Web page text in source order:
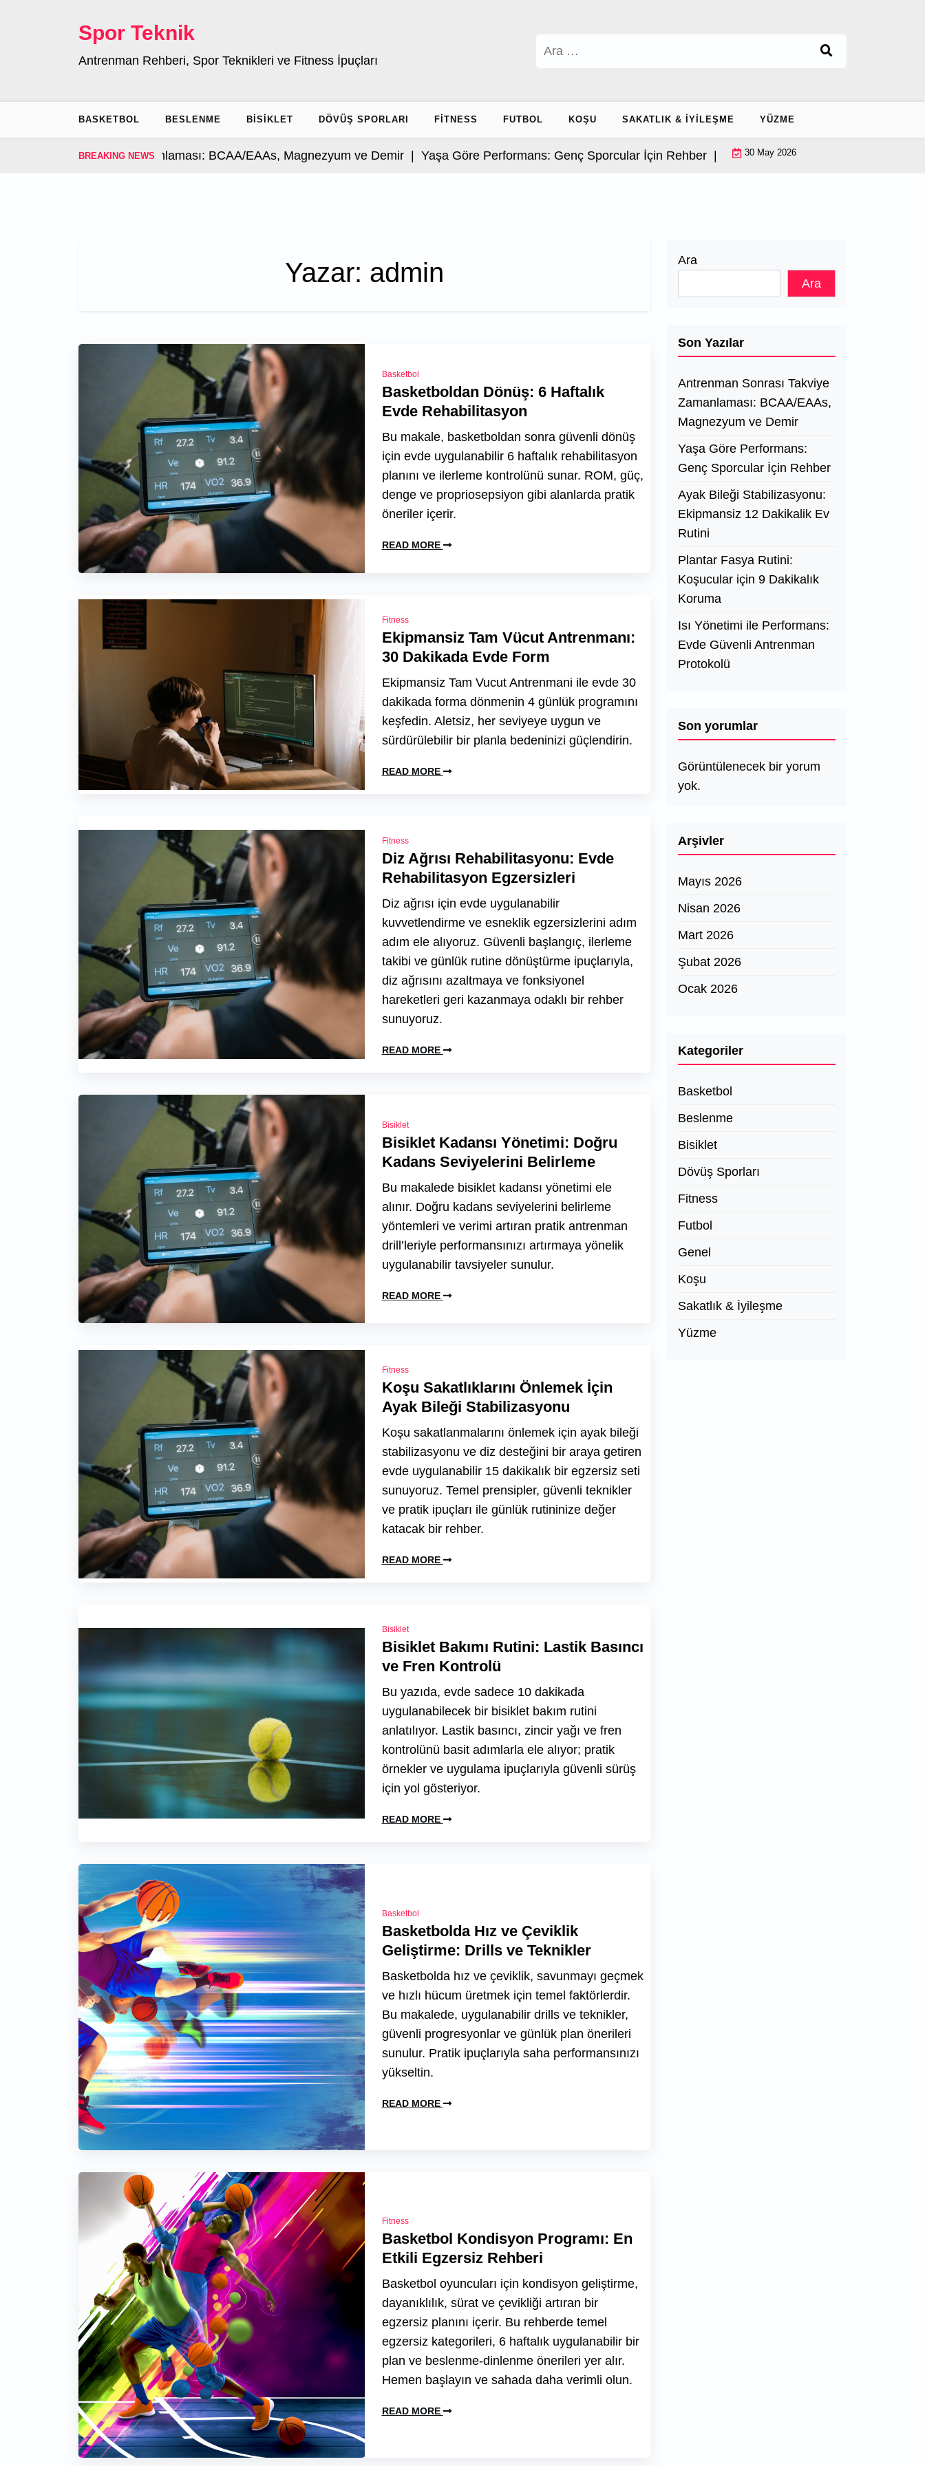
Spor Teknik
Antrenman Rehberi, Spor Teknikleri ve Fitness İpuçları
BASKETBOL BESLENME BISIKLET DÖVÜŞ SPORLARI FITNESS FUTBOL KOŞU SAKATLIK & İYILEŞME YÜZME
BREAKING NEWS
Takviye Zamanlaması: BCAA/EAAs, Magnezyum ve Demir |Yaşa Göre Performans: Genç Sporcular İçin Rehber | Ayak Bileği Stabilizasyonu: Ekipmansiz 12
30 May 2026
Yazar: admin
Basketbol
Basketboldan Dönüş: 6 Haftalık
Evde Rehabilitasyon
Bu makale, basketboldan sonra güvenli dönüş
için evde uygulanabilir 6 haftalık rehabilitasyon
planını ve ilerleme kontrolünü sunar. ROM, güç,
denge ve propriosepsiyon gibi alanlarda pratik
öneriler içerir.
READ MORE
Fitness
Ekipmansiz Tam Vücut Antrenmanı:
30 Dakikada Evde Form
Ekipmansiz Tam Vucut Antrenmani ile evde 30
dakikada forma dönmenin 4 günlük programını
keşfedin. Aletsiz, her seviyeye uygun ve
sürdürülebilir bir planla bedeninizi güçlendirin.
READ MORE
Fitness
Diz Ağrısı Rehabilitasyonu: Evde
Rehabilitasyon Egzersizleri
Diz ağrısı için evde uygulanabilir
kuvvetlendirme ve esneklik egzersizlerini adım
adım ele alıyoruz. Güvenli başlangıç, ilerleme
takibi ve günlük rutine dönüştürme ipuçlarıyla,
diz ağrısını azaltmaya ve fonksiyonel
hareketleri geri kazanmaya odaklı bir rehber
sunuyoruz.
READ MORE
Bisiklet
Bisiklet Kadansı Yönetimi: Doğru
Kadans Seviyelerini Belirleme
Bu makalede bisiklet kadansı yönetimi ele
alınır. Doğru kadans seviyelerini belirleme
yöntemleri ve verimi artıran pratik antrenman
drill’leriyle performansınızı artırmaya yönelik
uygulanabilir tavsiyeler sunulur.
READ MORE
Fitness
Koşu Sakatlıklarını Önlemek İçin
Ayak Bileği Stabilizasyonu
Koşu sakatlanmalarını önlemek için ayak bileği
stabilizasyonu ve diz desteğini bir araya getiren
evde uygulanabilir 15 dakikalık bir egzersiz seti
sunuyoruz. Temel prensipler, güvenli teknikler
ve pratik ipuçları ile günlük rutininize değer
katacak bir rehber.
READ MORE
Bisiklet
Bisiklet Bakımı Rutini: Lastik Basıncı
ve Fren Kontrolü
Bu yazıda, evde sadece 10 dakikada
uygulanabilecek bir bisiklet bakım rutini
anlatılıyor. Lastik basıncı, zincir yağı ve fren
kontrolünü basit adımlarla ele alıyor; pratik
örnekler ve uygulama ipuçlarıyla güvenli sürüş
için yol gösteriyor.
READ MORE
Basketbol
Basketbolda Hız ve Çeviklik
Geliştirme: Drills ve Teknikler
Basketbolda hız ve çeviklik, savunmayı geçmek
ve hızlı hücum üretmek için temel faktörlerdir.
Bu makalede, uygulanabilir drills ve teknikler,
güvenli progresyonlar ve günlük plan önerileri
sunulur. Pratik ipuçlarıyla saha performansınızı
yükseltin.
READ MORE
Fitness
Basketbol Kondisyon Programı: En
Etkili Egzersiz Rehberi
Basketbol oyuncuları için kondisyon geliştirme,
dayanıklılık, sürat ve çevikliği artıran bir
egzersiz planını içerir. Bu rehberde temel
egzersiz kategorileri, 6 haftalık uygulanabilir bir
plan ve beslenme-dinlenme önerileri yer alır.
Hemen başlayın ve sahada daha verimli olun.
READ MORE
Ara
Ara
Son Yazılar
Antrenman Sonrası Takviye
Zamanlaması: BCAA/EAAs,
Magnezyum ve Demir
Yaşa Göre Performans:
Genç Sporcular İçin Rehber
Ayak Bileği Stabilizasyonu:
Ekipmansiz 12 Dakikalik Ev
Rutini
Plantar Fasya Rutini:
Koşucular için 9 Dakikalık
Koruma
Isı Yönetimi ile Performans:
Evde Güvenli Antrenman
Protokolü
Son yorumlar
Görüntülenecek bir yorum
yok.
Arşivler
Mayıs 2026
Nisan 2026
Mart 2026
Şubat 2026
Ocak 2026
Kategoriler
Basketbol
Beslenme
Bisiklet
Dövüş Sporları
Fitness
Futbol
Genel
Koşu
Sakatlık & İyileşme
Yüzme